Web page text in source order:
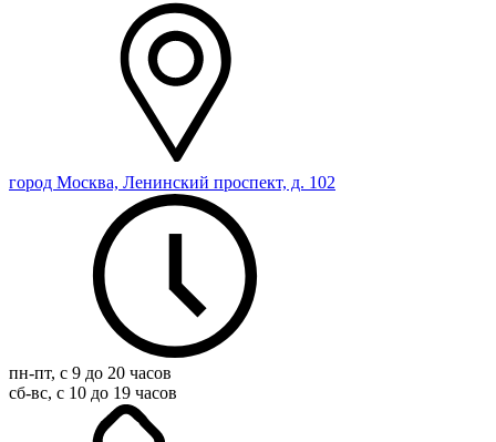
город Москва, Ленинский проспект, д. 102
пн-пт, с 9 до 20 часов
сб-вс, с 10 до 19 часов